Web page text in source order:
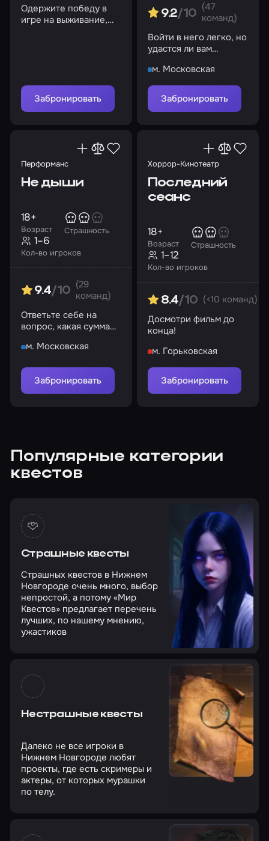
Одержите победу в
игре на выживание,
Забронировать
9.2/10
(47
команд)
Войти в него легко, но
удастся ли вам
м. Московская
Забронировать
Перформанс
Не дыши
Возраст
18+
Страшность
Кол-во игроков
1–6
9.4/10
(29
команд)
Ответьте себе на
вопрос, какая сумма
на кон жизнь?
м. Московская
Забронировать
Хоррор-Кинотеатр
Последний
сеанс
Возраст
18+
Страшность
Кол-во игроков
1–12
8.4/10 (<10 команд)
Досмотри фильм до
конца!
м. Горьковская
Забронировать
Популярные категории
квестов
Страшные квесты
Страшных квестов в Нижнем
Новгороде очень много, выбор
непростой, а потому «Мир
Квестов» предлагает перечень
лучших, по нашему мнению,
ужастиков
Нестрашные квесты
Далеко не все игроки в
Нижнем Новгороде любят
проекты, где есть скримеры и
актеры, от которых мурашки
по телу.